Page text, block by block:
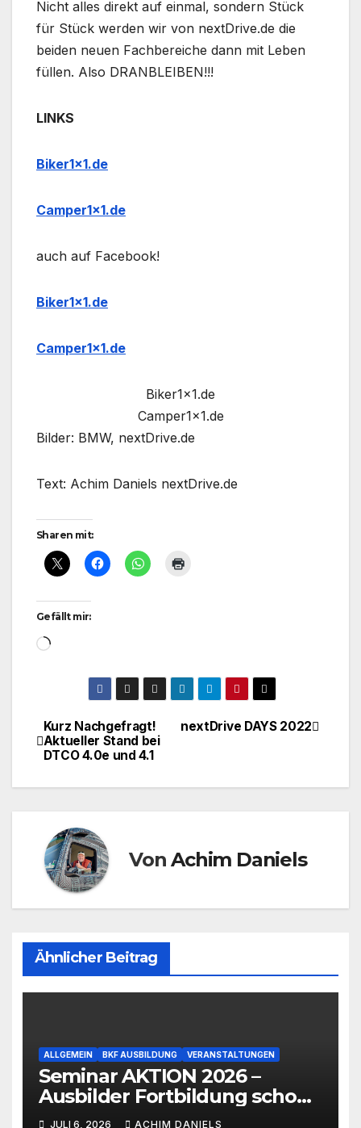
Nicht alles direkt auf einmal, sondern Stück
für Stück werden wir von nextDrive.de die
beiden neuen Fachbereiche dann mit Leben
füllen. Also DRANBLEIBEN!!!
LINKS
Biker1x1.de
Camper1x1.de
auch auf Facebook!
Biker1x1.de
Camper1x1.de
Biker1x1.de
Camper1x1.de
Bilder: BMW, nextDrive.de
Text: Achim Daniels nextDrive.de
Sharen mit:
Gefällt mir:
Wird
Beitragsnavigation
nextDrive DAYS 2022
Kurz Nachgefragt!
Aktueller Stand bei
DTCO 4.0e und 4.1
VonAchim Daniels
Ähnlicher Beitrag
ALLGEMEIN BKF AUSBILDUNG VERANSTALTUNGEN
Seminar AKTION 2026 –
Ausbilder Fortbildung schon
ab 399€!!!
JULI 6, 2026 ACHIM DANIELS